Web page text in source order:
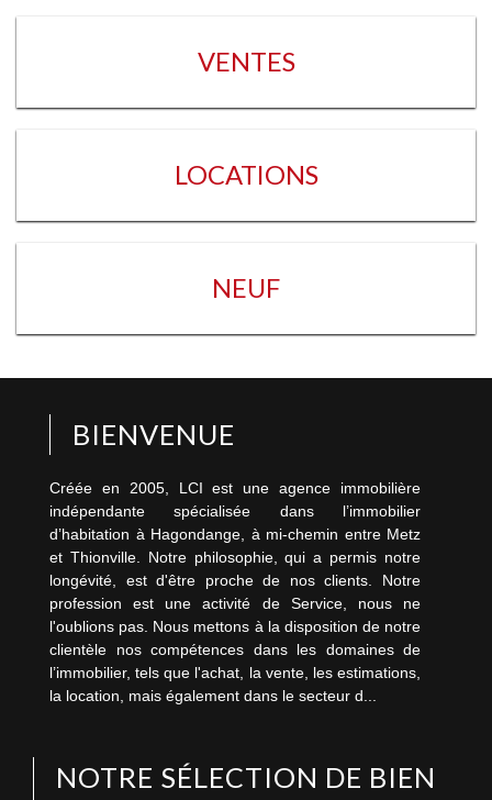
VENTES
LOCATIONS
NEUF
BIENVENUE
Créée en 2005, LCI est une agence immobilière
indépendante spécialisée dans l’immobilier
d’habitation à Hagondange, à mi-chemin entre Metz
et Thionville. Notre philosophie, qui a permis notre
longévité, est d'être proche de nos clients. Notre
profession est une activité de Service, nous ne
l'oublions pas. Nous mettons à la disposition de notre
clientèle nos compétences dans les domaines de
l’immobilier, tels que l'achat, la vente, les estimations,
la location, mais également dans le secteur d...
NOTRE SÉLECTION DE BIEN